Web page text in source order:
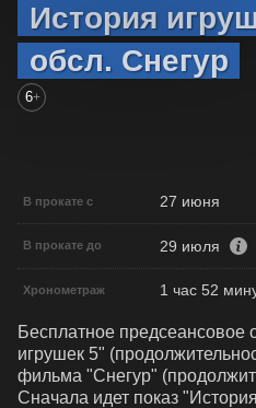
История
обсл. Снегур
6+
В прокате с 27 июня
В прокате до 29 июля
Хронометраж 1 час 52
Бесплатное предсеансовое
игрушек 5"
фильма "Снегур"
Сначала идет показ